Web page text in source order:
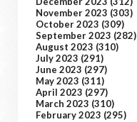
November 2023 (303)
October 2023 (309)
September 2023 (282)
August 2023 (310)
July 2023 (291)
June 2023 (297)
May 2023 (311)
April 2023 (297)
March 2023 (310)
February 2023 (295)